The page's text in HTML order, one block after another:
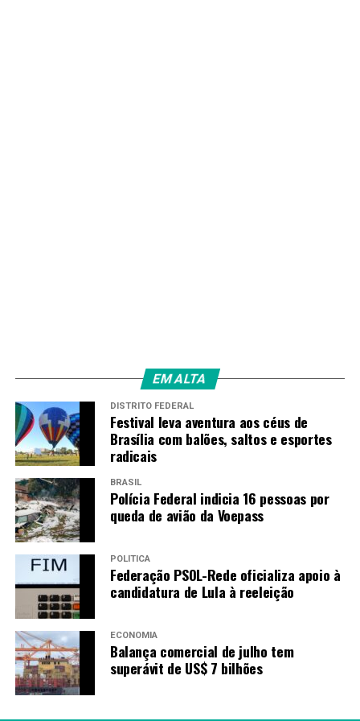
EM ALTA
DISTRITO FEDERAL
Festival leva aventura aos céus de
Brasília com balões, saltos e esportes
radicais
BRASIL
Polícia Federal indicia 16 pessoas por
queda de avião da Voepass
POLÍTICA
Federação PSOL-Rede oficializa apoio à
candidatura de Lula à reeleição
ECONOMIA
Balança comercial de julho tem
superávit de US$ 7 bilhões